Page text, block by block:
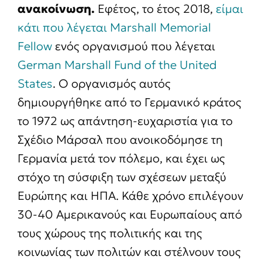
ανακοίνωση. Εφέτος, το έτος 2018, είμαι
κάτι που λέγεται Marshall Memorial
Fellow ενός οργανισμού που λέγεται
German Marshall Fund of the United
States. Ο οργανισμός αυτός
δημιουργήθηκε από το Γερμανικό κράτος
το 1972 ως απάντηση-ευχαριστία για το
Σχέδιο Μάρσαλ που ανοικοδόμησε τη
Γερμανία μετά τον πόλεμο, και έχει ως
στόχο τη σύσφιξη των σχέσεων μεταξύ
Ευρώπης και ΗΠΑ. Κάθε χρόνο επιλέγουν
30-40 Αμερικανούς και Ευρωπαίους από
τους χώρους της πολιτικής και της
κοινωνίας των πολιτών και στέλνουν τους